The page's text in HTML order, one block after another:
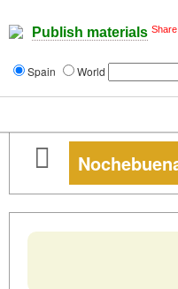
Publish materials
Spain World